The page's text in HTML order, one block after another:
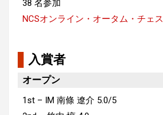
38 名参加
NCSオンライン・オータム・チェス
入賞者
オープン
1st – IM 南條 遼介 5.0/5